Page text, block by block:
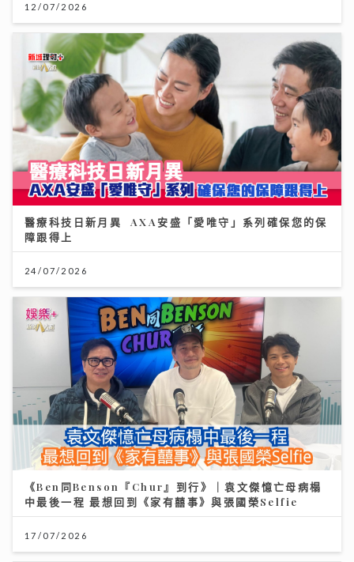
12/07/2026
醫療科技日新月異 AXA安盛「愛唯守」系列確保您的保
障跟得上
24/07/2026
《Ben同Benson『Chur』到行》｜袁文傑憶亡母病榻
中最後一程 最想回到《家有囍事》與張國榮Selfie
17/07/2026